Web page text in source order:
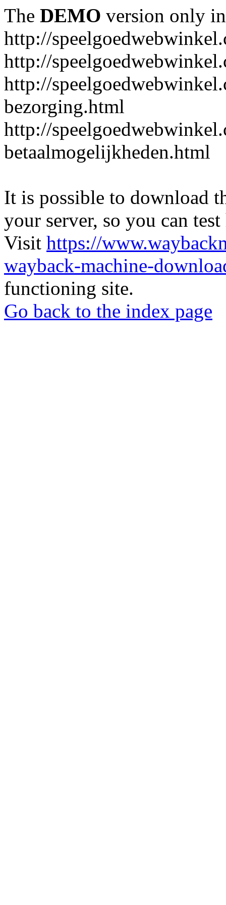
The DEMO version only
http://
http://
http://
bezorging.html
http://
betaalmogelijkheden.html
It is possible to download
your server, so you can
Visit https://
wayback-machine-
functioning site.
Go back to the index page